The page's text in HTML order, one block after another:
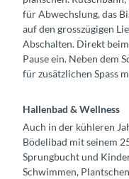
für Abwechslung, das
auf den grosszügigen
Abschalten. Direkt
Pause ein. Neben dem
für zusätzlichen Spass
Hallenbad & Wellness
Auch in der kühleren
Bödelibad mit seinem
Sprungbucht und
Schwimmen,